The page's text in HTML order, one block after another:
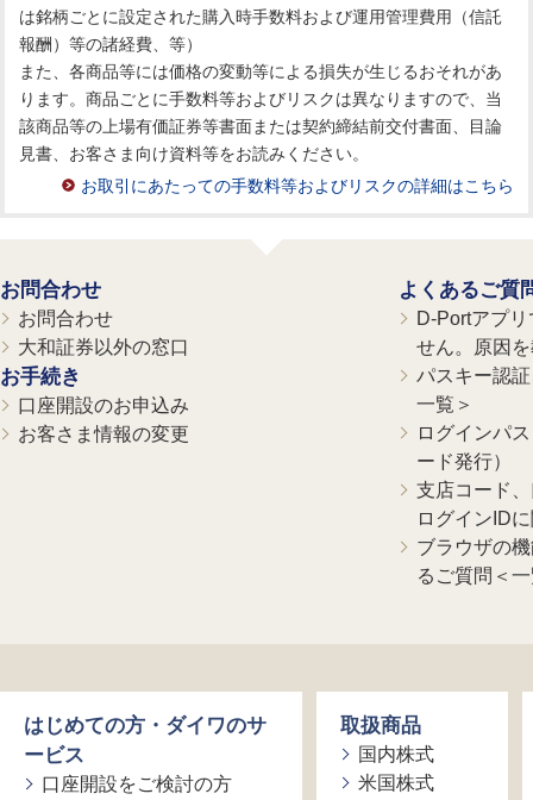
は銘柄ごとに設定された購入時手数料および運用管理費用（信託
報酬）等の諸経費、等）
また、各商品等には価格の変動等による損失が生じるおそれがあ
ります。商品ごとに手数料等およびリスクは異なりますので、当
該商品等の上場有価証券等書面または契約締結前交付書面、目論
見書、お客さま向け資料等をお読みください。
お取引にあたっての手数料等およびリスクの詳細はこちら
お問合わせ
お問合わせ
大和証券以外の窓口
お手続き
口座開設のお申込み
お客さま情報の変更
よくあるご質
D-Portアプ
せん。原因
パスキー認
一覧＞
ログインパ
ード発行）
支店コード
ログインID
ブラウザの
るご質問＜
はじめての方・ダイワのサ
ービス
口座開設をご検討の方
取扱商品
国内株式
米国株式